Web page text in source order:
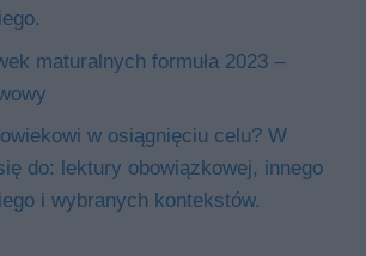
maturalnych formuła 2023 –
w osiągnięciu celu? W
do: lektury obowiązkowej, innego
i wybranych kontekstów.